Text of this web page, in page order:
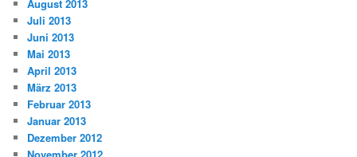
August 2013
Juli 2013
Juni 2013
Mai 2013
April 2013
März 2013
Februar 2013
Januar 2013
Dezember 2012